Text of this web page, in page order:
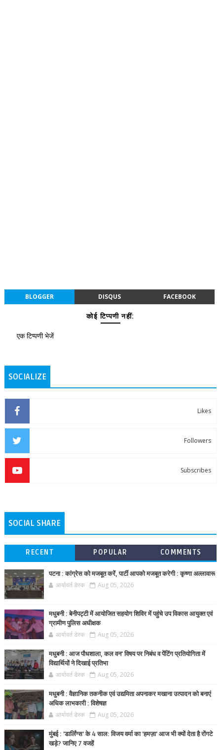
BLOGGER DISQUS FACEBOOK
कोई टिप्पणी नहीं:
एक टिप्पणी भेजें
SOCIALIZE
Likes
Followers
Subscribes
SOCIAL SHARE
RECENT POPULAR COMMENTS
पटना : कांग्रेस को मजबूत करें, पार्टी आपको मजबूत करेगी : कृष्णा अल्लावारू
आर्यावर्त डेस्क Aug 05, 2026
मधुबनी : बेनीपट्टी में आयोजित सहयोग शिविर में पहुंचे उप विकास आयुक्त एवं
ग्रामीण पुलिस अधीक्षक
आर्यावर्त डेस्क Aug 05, 2026
मधुबनी : आज पौधशाला, कल वन' विषय पर निबंध व पेंटिंग प्रतियोगिता में
विद्यार्थियों ने दिखाई प्रतिभा
आर्यावर्त डेस्क Aug 05, 2026
मधुबनी : वैज्ञानिक तकनीक एवं उद्यमिता अपनाकर मखाना उत्पादन को बनाएं
अधिक लाभकारी : विशेषज्ञ
आर्यावर्त डेस्क Aug 05, 2026
मुंबई : 'डार्लिंग्स' के 4 साल: विजय वर्मा का 'हमज़ा' आज भी क्यों देता है रोंगटे
खड़े? जानिए 7 वजहें